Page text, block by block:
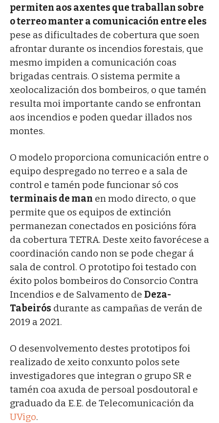
permiten aos axentes que traballan sobre
o terreo manter a comunicación entre eles
pese as dificultades de cobertura que soen
afrontar durante os incendios forestais, que
mesmo impiden a comunicación coas
brigadas centrais. O sistema permite a
xeolocalización dos bombeiros, o que tamén
resulta moi importante cando se enfrontan
aos incendios e poden quedar illados nos
montes.
O modelo proporciona comunicación entre o
equipo despregado no terreo e a sala de
control e tamén pode funcionar só cos
terminais de man en modo directo, o que
permite que os equipos de extinción
permanezan conectados en posicións fóra
da cobertura TETRA. Deste xeito favorécese a
coordinación cando non se pode chegar á
sala de control. O prototipo foi testado con
éxito polos bombeiros do Consorcio Contra
Incendios e de Salvamento de Deza-
Tabeirós durante as campañas de verán de
2019 a 2021.
O desenvolvemento destes prototipos foi
realizado de xeito conxunto polos sete
investigadores que integran o grupo SR e
tamén coa axuda de persoal posdoutoral e
graduado da E.E. de Telecomunicación da
UVigo.